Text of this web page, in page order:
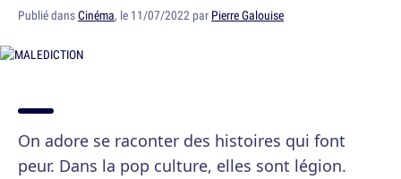
Publié dansCinéma, le 11/07/2022 par Pierre Galouise
On adore se raconter des histoires qui font
peur. Dans la pop culture, elles sont légion.